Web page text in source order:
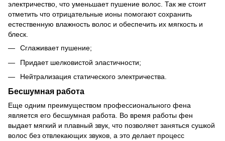
электричество, что уменьшает пушение волос. Так же стоит
отметить что отрицательные ионы помогают сохранить
естественную влажность волос и обеспечить их мягкость и
блеск.
Сглаживает пушение;
Придает шелковистой эластичности;
Нейтрализация статического электричества.
Бесшумная работа
Еще одним преимуществом профессионального фена
является его бесшумная работа. Во время работы фен
выдает мягкий и плавный звук, что позволяет заняться сушкой
волос без отвлекающих звуков, а это делает процесс